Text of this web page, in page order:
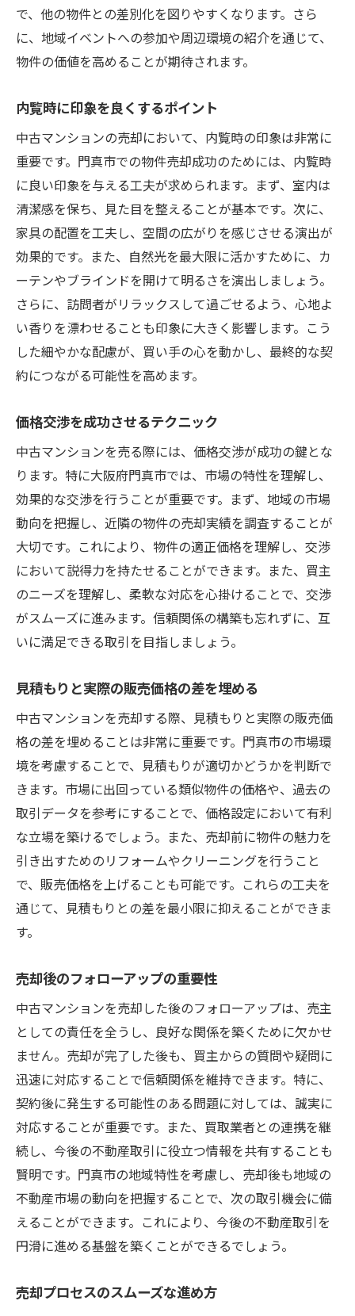
で、他の物件との差別化を図りやすくなります。さら
に、地域イベントへの参加や周辺環境の紹介を通じて、
物件の価値を高めることが期待されます。
内覧時に印象を良くするポイント
中古マンションの売却において、内覧時の印象は非常に
重要です。門真市での物件売却成功のためには、内覧時
に良い印象を与える工夫が求められます。まず、室内は
清潔感を保ち、見た目を整えることが基本です。次に、
家具の配置を工夫し、空間の広がりを感じさせる演出が
効果的です。また、自然光を最大限に活かすために、カ
ーテンやブラインドを開けて明るさを演出しましょう。
さらに、訪問者がリラックスして過ごせるよう、心地よ
い香りを漂わせることも印象に大きく影響します。こう
した細やかな配慮が、買い手の心を動かし、最終的な契
約につながる可能性を高めます。
価格交渉を成功させるテクニック
中古マンションを売る際には、価格交渉が成功の鍵とな
ります。特に大阪府門真市では、市場の特性を理解し、
効果的な交渉を行うことが重要です。まず、地域の市場
動向を把握し、近隣の物件の売却実績を調査することが
大切です。これにより、物件の適正価格を理解し、交渉
において説得力を持たせることができます。また、買主
のニーズを理解し、柔軟な対応を心掛けることで、交渉
がスムーズに進みます。信頼関係の構築も忘れずに、互
いに満足できる取引を目指しましょう。
見積もりと実際の販売価格の差を埋める
中古マンションを売却する際、見積もりと実際の販売価
格の差を埋めることは非常に重要です。門真市の市場環
境を考慮することで、見積もりが適切かどうかを判断で
きます。市場に出回っている類似物件の価格や、過去の
取引データを参考にすることで、価格設定において有利
な立場を築けるでしょう。また、売却前に物件の魅力を
引き出すためのリフォームやクリーニングを行うこと
で、販売価格を上げることも可能です。これらの工夫を
通じて、見積もりとの差を最小限に抑えることができま
す。
売却後のフォローアップの重要性
中古マンションを売却した後のフォローアップは、売主
としての責任を全うし、良好な関係を築くために欠かせ
ません。売却が完了した後も、買主からの質問や疑問に
迅速に対応することで信頼関係を維持できます。特に、
契約後に発生する可能性のある問題に対しては、誠実に
対応することが重要です。また、買取業者との連携を継
続し、今後の不動産取引に役立つ情報を共有することも
賢明です。門真市の地域特性を考慮し、売却後も地域の
不動産市場の動向を把握することで、次の取引機会に備
えることができます。これにより、今後の不動産取引を
円滑に進める基盤を築くことができるでしょう。
売却プロセスのスムーズな進め方